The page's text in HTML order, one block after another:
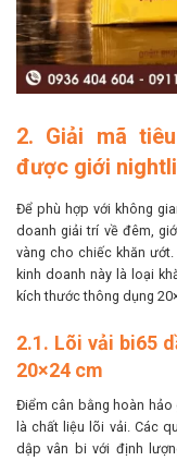
2. Giải mã
được giới
Để phù hợp với không
doanh giải trí về đêm,
vàng cho chiếc khăn
kinh doanh này là loại
kích thước thông dụng
2.1. Lõi vải bi65
20×24 cm
Điểm cân bằng hoàn
là chất liệu lõi vải. Các
dập vân bi với định